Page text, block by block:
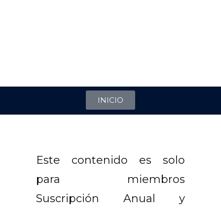
INICIO
Este contenido es solo
para miembros
Suscripción Anual y